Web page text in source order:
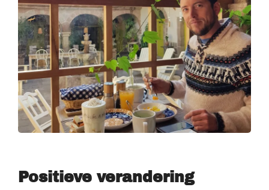
Positieve verandering